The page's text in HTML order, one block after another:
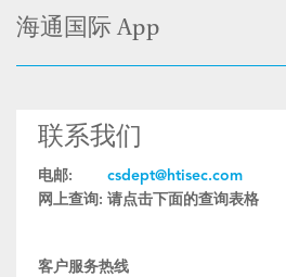
海通国际 App
联系我们
电邮:
csdept@htisec.com
网上查询: 请点击下面的查询表格
客户服务热线